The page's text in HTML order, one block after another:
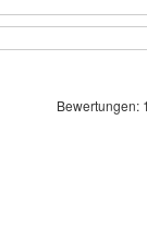
Bewertungen: